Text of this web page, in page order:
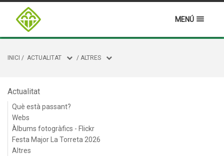
MENÚ
INICI / ACTUALITAT / ALTRES
Actualitat
Què està passant?
Webs
Àlbums fotogràfics - Flickr
Festa Major La Torreta 2026
Altres